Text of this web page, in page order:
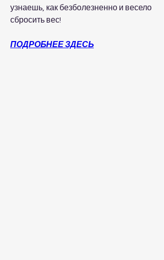
узнаешь, как безболезненно и весело
сбросить вес!
ПОДРОБНЕЕ ЗДЕСЬ